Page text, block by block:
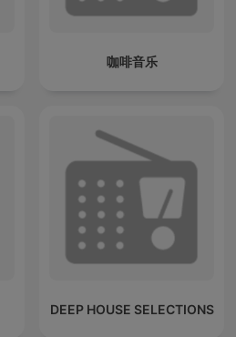
咖啡音乐
DEEP HOUSE SELECTIONS